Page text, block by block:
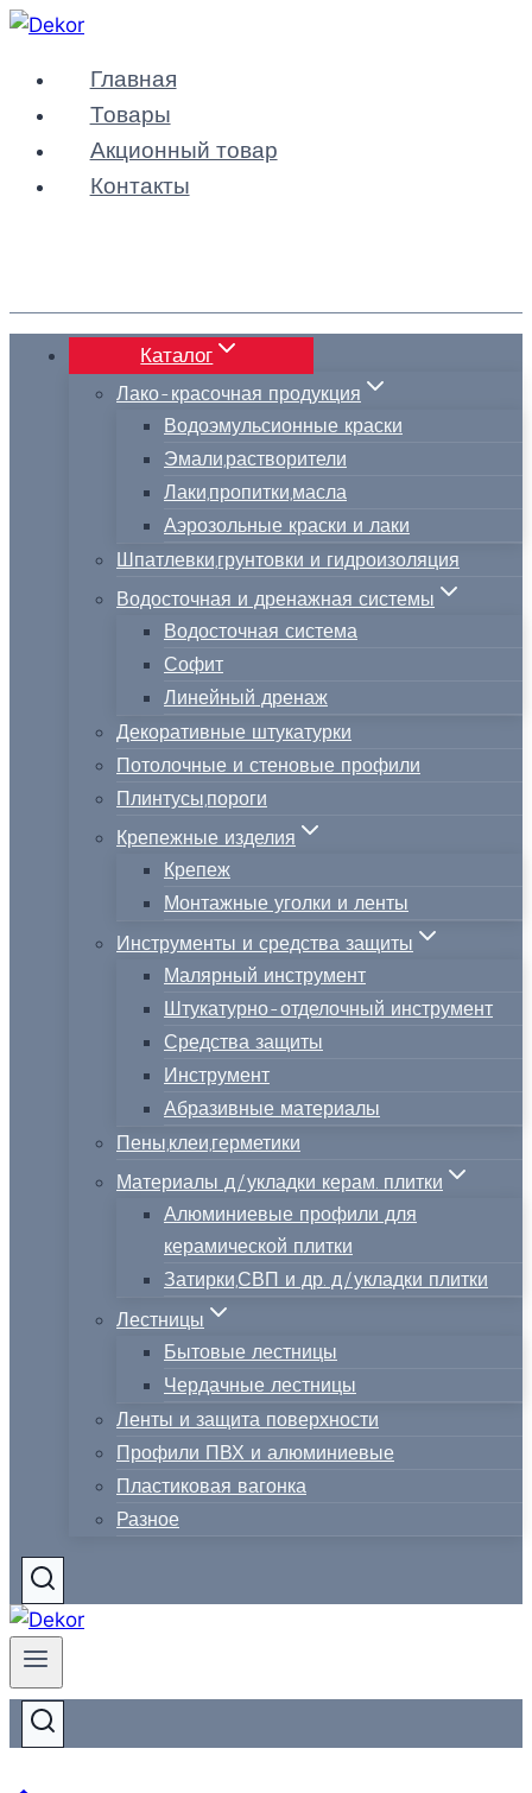
Перейти
содержимому
Главная
Товары
Акционный товар
Контакты
Каталог
Лако-красочная продукция
Водоэмульсионные краски
Эмали,растворители
Лаки,пропитки,масла
Аэрозольные краски и лаки
Шпатлевки,грунтовки и гидроизоляция
Водосточная и дренажная системы
Водосточная система
Софит
Линейный дренаж
Декоративные штукатурки
Потолочные и стеновые профили
Плинтусы,пороги
Крепежные изделия
Крепеж
Монтажные уголки и ленты
Инструменты и средства защиты
Малярный инструмент
Штукатурно-отделочный инструмент
Средства защиты
Инструмент
Абразивные материалы
Пены,клеи,герметики
Материалы д/укладки керам. плитки
Алюминиевые профили для
керамической плитки
Затирки,СВП и др. д/укладки плитки
Лестницы
Бытовые лестницы
Чердачные лестницы
Ленты и защита поверхности
Профили ПВХ и алюминиевые
Пластиковая вагонка
Разное